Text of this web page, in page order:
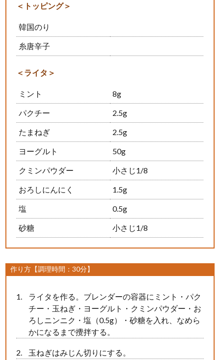
＜トッピング＞
韓国のり
糸唐辛子
＜ライタ＞
ミント 8g
パクチー 2.5g
たまねぎ 2.5g
ヨーグルト 50g
クミンパウダー 小さじ1/8
おろしにんにく 1.5g
塩 0.5g
砂糖 小さじ1/8
作り方【調理時間：30分】
ライタを作る。ブレンダーの容器にミント・パク
チー・玉ねぎ・ヨーグルト・クミンパウダー・お
ろしニンニク・塩（0.5g）・砂糖を入れ、なめら
かになるまで攪拌する。
玉ねぎはみじん切りにする。